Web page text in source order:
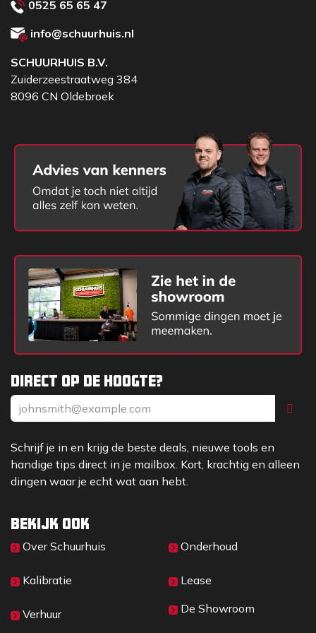
Direct op de hoogte?
Schrijf je in en krijg de beste deals, nieuwe tools en
handige tips direct in je mailbox. Kort, krachtig en alleen
dingen waar je echt wat aan hebt.
Bekijk ook
Over Sc​huurhuis
Kalibratie
Verhuur
Onderhoud
Lease
De Showroom
0525 65 65 47
info@schuurhuis.nl
SCHUURHUIS B.V.
Zuiderzeestraatweg 384
8096 CN Oldebroek